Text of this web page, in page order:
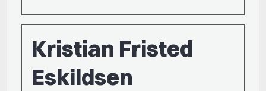
Kristian Fristed
Eskildsen